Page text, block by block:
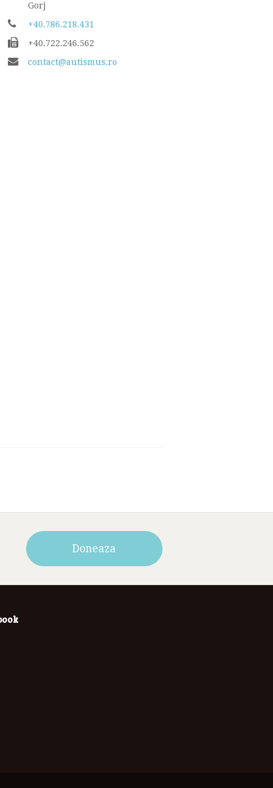
Gorj
+40.786.218.431
+40.722.246.562
contact@autismus.ro
Doneaza